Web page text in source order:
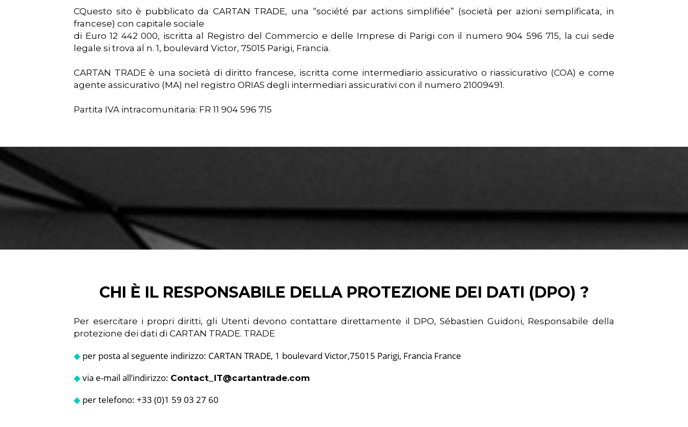
CQuesto sito è pubblicato da CARTAN TRADE, una “société par actions simplifiée” (società per azioni semplificata, in
francese) con capitale sociale
di Euro 12 442 000, iscritta al Registro del Commercio e delle Imprese di Parigi con il numero 904 596 715, la cui sede
legale si trova al n. 1, boulevard Victor, 75015 Parigi, Francia.
CARTAN TRADE è una società di diritto francese, iscritta come intermediario assicurativo o riassicurativo (COA) e come
agente assicurativo (MA) nel registro ORIAS degli intermediari assicurativi con il numero 21009491.
Partita IVA intracomunitaria: FR 11 904 596 715
CHI È IL RESPONSABILE DELLA PROTEZIONE DEI DATI (DPO) ?
Per esercitare i propri diritti, gli Utenti devono contattare direttamente il DPO, Sébastien Guidoni, Responsabile della
protezione dei dati di CARTAN TRADE. TRADE
◆ per posta al seguente indirizzo: CARTAN TRADE, 1 boulevard Victor,75015 Parigi, Francia France
◆via e-mail all’indirizzo: Contact_IT@cartantrade.com
◆ per telefono: +33 (0)1 59 03 27 60